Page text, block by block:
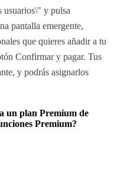
usuarios\" y pulsa
pantalla emergente,
que quieres añadir a tu
Confirmar y pagar. Tus
y podrás asignarlos
un plan Premium de
Premium?